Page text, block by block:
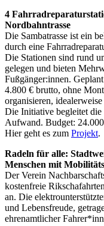
4
Nordbahntrasse
Die Sambatrasse ist ein
durch eine
Die Stationen sind rund
gelegen und bieten
Fußgänger:innen.
4.800 € brutto, ohne
organisieren,
Die Initiative begleitet die
Aufwand. Budget:
Hier geht es zum Projekt.
Radeln für alle:
Menschen mit
Der Verein
kostenfreie
an. Die
und Lebensfreude,
ehrenamtlicher